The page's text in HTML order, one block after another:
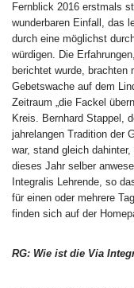
Fernblick 2016 erstmals
wunderbaren Einfall, das
durch eine möglichst
würdigen. Die
berichtet wurde,
Gebetswache auf dem
Zeitraum „die Fackel
Kreis. Bernhard Stappel,
jahrelangen Tradition der
war, stand gleich
dieses Jahr selber
Integralis Lehrende, so
für einen oder mehrere
finden sich auf der
RG: Wie ist die Via